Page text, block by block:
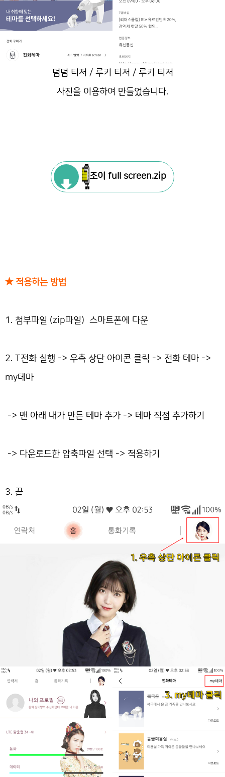
덤덤 티저 / 루키 티저 / 루키 티저
사진을 이용하여 만들었습니다.
조이 full screen.zip
★ 적용하는 방법
1. 첨부파일 (zip파일) 스마트폰에 다운
2. T전화 실행 -> 우측 상단 아이콘 클릭 -> 전화 테마 ->
my테마
-> 맨 아래 내가 만든 테마 추가 -> 테마 직접 추가하기
-> 다운로드한 압축파일 선택 -> 적용하기
3. 끝